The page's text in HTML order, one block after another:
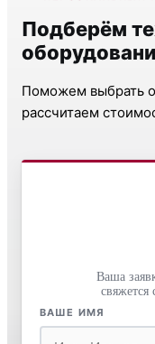
Подберём
Поможем выбрать
рассчитаем
Ваша
ВАШЕ ИМЯ